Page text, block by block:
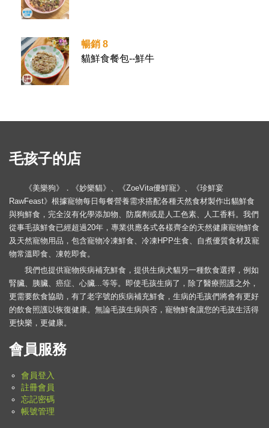
暢銷 8
貓鮮食餐包--鮮牛
毛孩子的店
《美樂狗》．《妙樂貓》、《ZoeVita優鮮寵》、《珍鮮宴
RawFeast》根據寵物每日每餐營養需求搭配各種天然食材製作出貓鮮食
與狗鮮食，完全沒有化學添加物、防腐劑或是人工色素、人工香料。我們
從事毛孩鮮食已經超過20年，專業供應各式各樣齊全的天然健康寵物鮮食
及天然寵物用品，包含寵物冷凍鮮食、冷凍HPP生食、自煮優質食材及寵
物常溫即食、凍乾即食。
我們也提供寵物疾病補充鮮食，提供生病犬貓另一種飲食選擇，例如
腎臟、胰臟、癌症、心臟...等等。即使毛孩生病了，除了醫療照護之外，
更需要飲食協助，有了老字號的疾病補充鮮食，生病的毛孩們將會有更好
的飲食照護以恢復健康。無論毛孩生病與否，寵物鮮食讓您的毛孩生活得
更快樂，更健康。
會員服務
會員登入
註冊會員
忘記密碼
帳號管理